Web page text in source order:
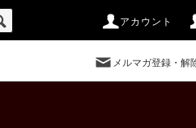
アカウント
メルマガ登録・解